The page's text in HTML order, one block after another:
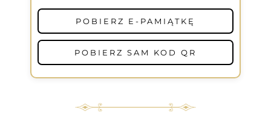
POBIERZ E-PAMIĄTKĘ
POBIERZ SAM KOD QR